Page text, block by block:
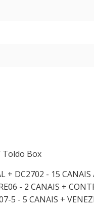
Toldo Box
DC2702 - 15 CANAIS
- 2 CANAIS +
5 - 5 CANAIS +